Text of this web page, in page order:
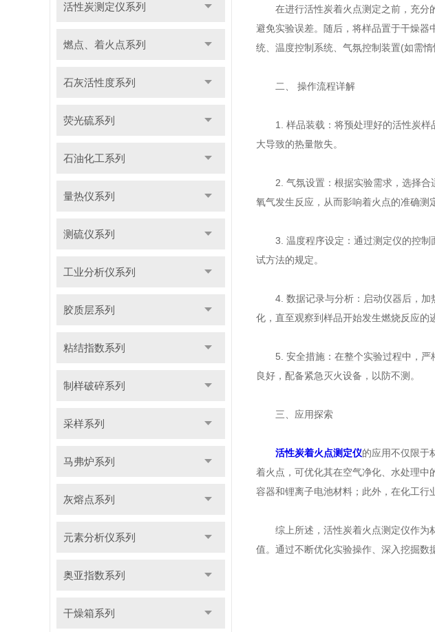
活性炭测定仪系列
燃点、着火点系列
石灰活性度系列
荧光硫系列
石油化工系列
量热仪系列
测硫仪系列
工业分析仪系列
胶质层系列
粘结指数系列
制样破碎系列
采样系列
马弗炉系列
灰熔点系列
元素分析仪系列
奥亚指数系列
干燥箱系列
在进行活性炭着火点测定之前，充分的
避免实验误差。随后，将样品置于干燥
统、温度控制系统、气氛控制装置(如需
二、 操作流程详解
1. 样品装载：将预处理好的活性炭样
大导致的热量散失。
2. 气氛设置：根据实验需求，选择合
氧气发生反应，从而影响着火点的准确测
3. 温度程序设定：通过测定仪的控制
试方法的规定。
4. 数据记录与分析：启动仪器后，加
化，直至观察到样品开始发生燃烧反应的
5. 安全措施：在整个实验过程中，严
良好，配备紧急灭火设备，以防不测。
三、应用探索
活性炭着火点测定仪的应用不仅限于
着火点，可优化其在空气净化、水处理
容器和锂离子电池材料；此外，在化工行
综上所述，活性炭着火点测定仪作为材
值。通过不断优化实验操作、深入挖掘数